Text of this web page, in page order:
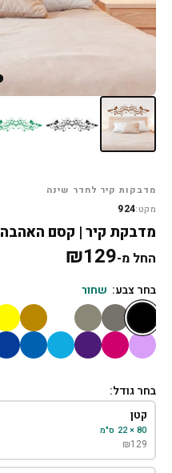
מדבקות קיר לחדר שינה
מקט:924
מדבקת קיר | קסם האהבה
החל מ- ₪129
בחר צבע: שחור
בחר גודל:
קטן
80 × 22 ס"מ
₪129